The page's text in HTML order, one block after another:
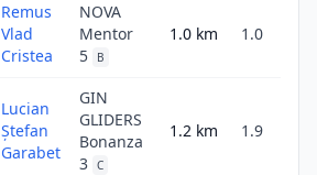
Remus
Vlad
Cristea
NOVA
Mentor
5
B
1.0 km 1.0
Lucian
Ștefan
Garabet
GIN
GLIDERS
Bonanza
3 C
1.2 km 1.9